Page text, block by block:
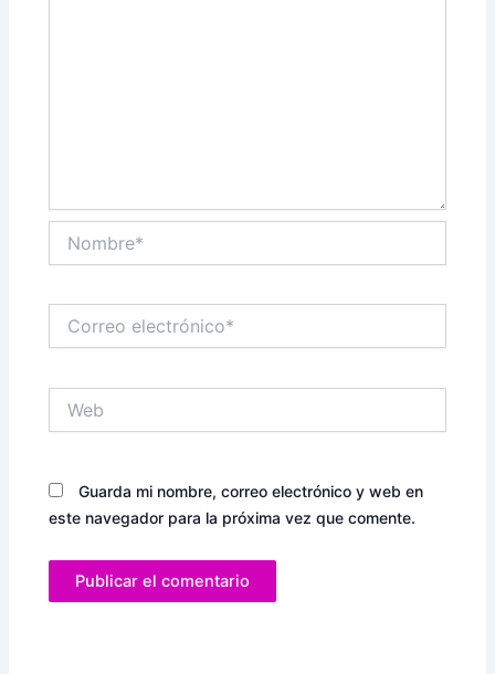
electrónico*
Guarda mi nombre, correo electrónico y web en
este navegador para la próxima vez que comente.